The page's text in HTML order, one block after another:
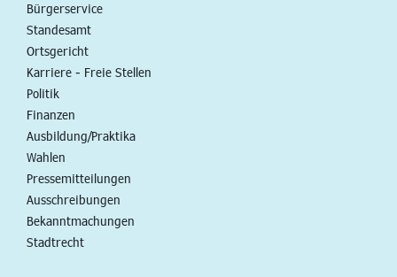
Bürgerservice
Standesamt
Ortsgericht
Karriere - Freie Stellen
Politik
Finanzen
Ausbildung/Praktika
Wahlen
Pressemitteilungen
Ausschreibungen
Bekanntmachungen
Stadtrecht